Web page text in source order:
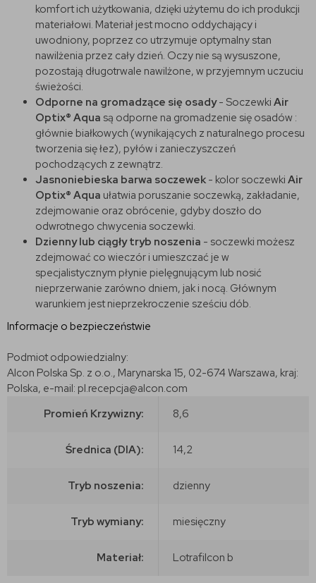
komfort ich użytkowania, dzięki użytemu do ich produkcji
materiałowi. Materiał jest mocno oddychający i
uwodniony, poprzez co utrzymuje optymalny stan
nawilżenia przez cały dzień. Oczy nie są wysuszone,
pozostają długotrwale nawilżone, w przyjemnym uczuciu
świeżości.
Odporne na gromadzące się osady- Soczewki Air
Optix® Aqua są odporne na gromadzenie się osadów :
głównie białkowych (wynikających z naturalnego procesu
tworzenia się łez), pyłów i zanieczyszczeń
pochodzących z zewnątrz.
Jasnoniebieska barwa soczewek - kolor soczewki Air
Optix® Aqua ułatwia poruszanie soczewką, zakładanie,
zdejmowanie oraz obrócenie, gdyby doszło do
odwrotnego chwycenia soczewki.
Dzienny lub ciągły tryb noszenia - soczewki możesz
zdejmować co wieczór i umieszczać je w
specjalistycznym płynie pielęgnującym lub nosić
nieprzerwanie zarówno dniem, jak i nocą. Głównym
warunkiem jest nieprzekroczenie sześciu dób.
Informacje o bezpieczeństwie
Podmiot odpowiedzialny:
Alcon Polska Sp. z o.o., Marynarska 15, 02-674 Warszawa, kraj:
Polska, e-mail: pl.recepcja@alcon.com
Promień Krzywizny:
8,6
Średnica (DIA): 14,2
Tryb noszenia: dzienny
Tryb wymiany: miesięczny
Materiał: Lotrafilcon b